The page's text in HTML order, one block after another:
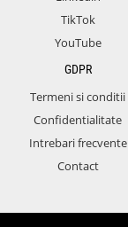
TikTok
YouTube
GDPR
Termeni si conditii
Confidentialitate
Intrebari frecvente
Contact